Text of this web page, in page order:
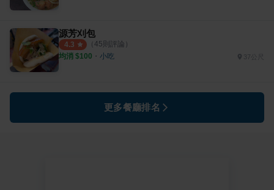
源芳刈包
4.3 （ 45則評論）
均消 $100 ・ 小吃
更多餐廳排名